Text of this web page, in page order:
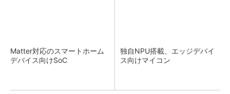
Matter対応のスマートホーム
デバイス向けSoC
独自NPU搭載、エッジデバイ
ス向けマイコン